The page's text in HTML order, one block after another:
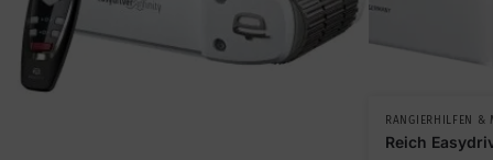
RANGIERHILFEN &
Reich